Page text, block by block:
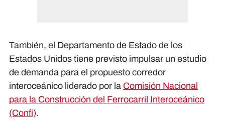
También, el Departamento de Estado de los
Estados Unidos tiene previsto impulsar un estudio
de demanda para el propuesto corredor
interoceánico liderado por la Comisión Nacional
para la Construcción del Ferrocarril Interoceánico
(Confi).